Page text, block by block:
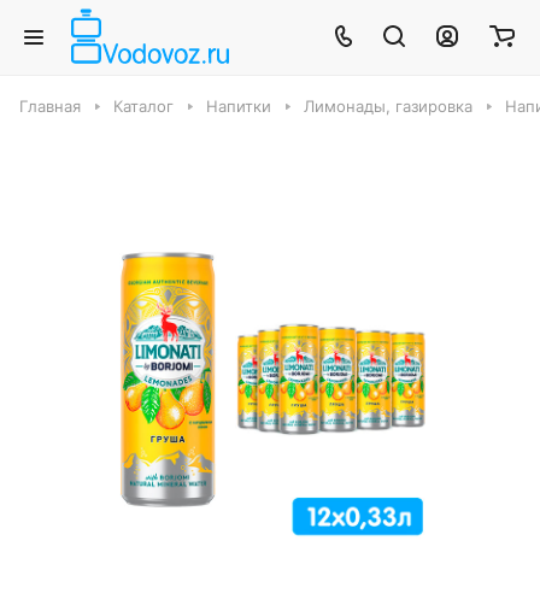
Главная Каталог Напитки Лимонады, газировка